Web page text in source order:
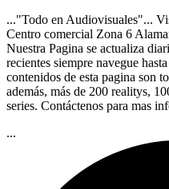
..."Todo en Audiovisuales"...
Centro comercial Zona 6
Nuestra Pagina se actualiza
recientes siempre navegue
contenidos de esta pagina son
además, más de 200 realitys,
series. Contáctenos para mas
...